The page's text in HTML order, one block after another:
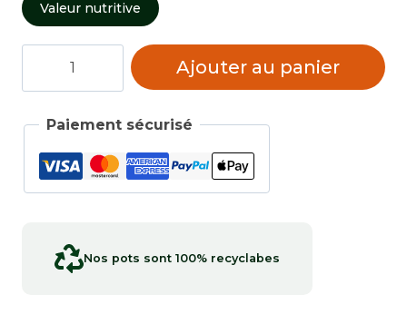
Valeur nutritive
(Tabil)
Ajouter au panier
Paiement sécurisé
Nos pots sont 100% recyclabes